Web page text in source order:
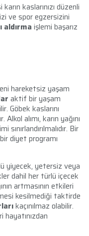
karın kaslarınızı düzenli
ve spor egzersizini
aldırma işlemi başarız
hareketsiz yaşam
aktif bir yaşam
Göbek kaslarını
alımı, karın yağını
Bir
diyet programı
yiyecek, yetersiz veya
dahil her türlü içecek
artmasının etkileri
kesilmediği taktirde
kaçınılmaz olabilir.
hayatınızdan